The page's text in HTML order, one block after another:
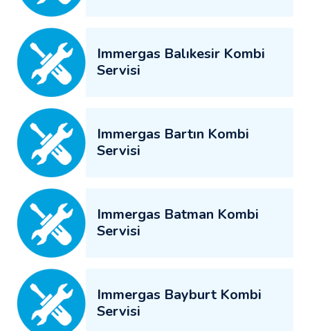
Immergas Balıkesir Kombi
Servisi
Immergas Bartın Kombi
Servisi
Immergas Batman Kombi
Servisi
Immergas Bayburt Kombi
Servisi